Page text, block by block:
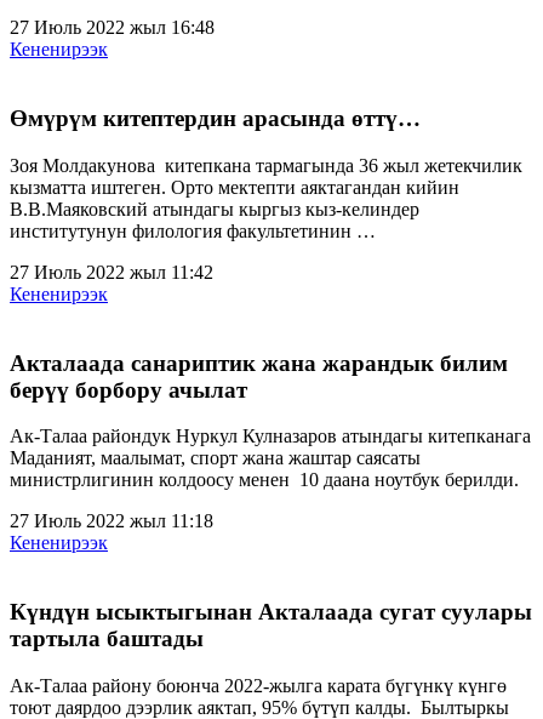
27 Июль 2022 жыл 16:48
Кененирээк
Өмүрүм китептердин арасында өттү…
Зоя Молдакунова китепкана тармагында 36 жыл жетекчилик
кызматта иштеген. Орто мектепти аяктагандан кийин
В.В.Маяковский атындагы кыргыз кыз-келиндер
институтунун филология факультетинин …
27 Июль 2022 жыл 11:42
Кененирээк
Акталаада санариптик жана жарандык билим
берүү борбору ачылат
Ак-Талаа райондук Нуркул Кулназаров атындагы китепканага
Маданият, маалымат, спорт жана жаштар саясаты
министрлигинин колдоосу менен 10 даана ноутбук берилди.
27 Июль 2022 жыл 11:18
Кененирээк
Күндүн ысыктыгынан Акталаада сугат суулары
тартыла баштады
Ак-Талаа району боюнча 2022-жылга карата бүгүнкү күнгө
тоют даярдоо дээрлик аяктап, 95% бүтүп калды. Былтыркы